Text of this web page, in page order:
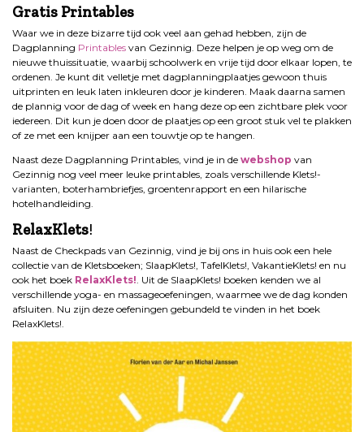
Gratis Printables
Waar we in deze bizarre tijd ook veel aan gehad hebben, zijn de
Dagplanning Printables van Gezinnig. Deze helpen je op weg om de
nieuwe thuissituatie, waarbij schoolwerk en vrije tijd door elkaar lopen, te
ordenen. Je kunt dit velletje met dagplanningplaatjes gewoon thuis
uitprinten en leuk laten inkleuren door je kinderen. Maak daarna samen
de plannig voor de dag of week en hang deze op een zichtbare plek voor
iedereen. Dit kun je doen door de plaatjes op een groot stuk vel te plakken
of ze met een knijper aan een touwtje op te hangen.
Naast deze Dagplanning Printables, vind je in de webshop van
Gezinnig nog veel meer leuke printables, zoals verschillende Klets!-
varianten, boterhambriefjes, groentenrapport en een hilarische
hotelhandleiding.
RelaxKlets!
Naast de Checkpads van Gezinnig, vind je bij ons in huis ook een hele
collectie van de Kletsboeken; SlaapKlets!, TafelKlets!, VakantieKlets! en nu
ook het boek RelaxKlets!. Uit de SlaapKlets! boeken kenden we al
verschillende yoga- en massageoefeningen, waarmee we de dag konden
afsluiten. Nu zijn deze oefeningen gebundeld te vinden in het boek
RelaxKlets!.